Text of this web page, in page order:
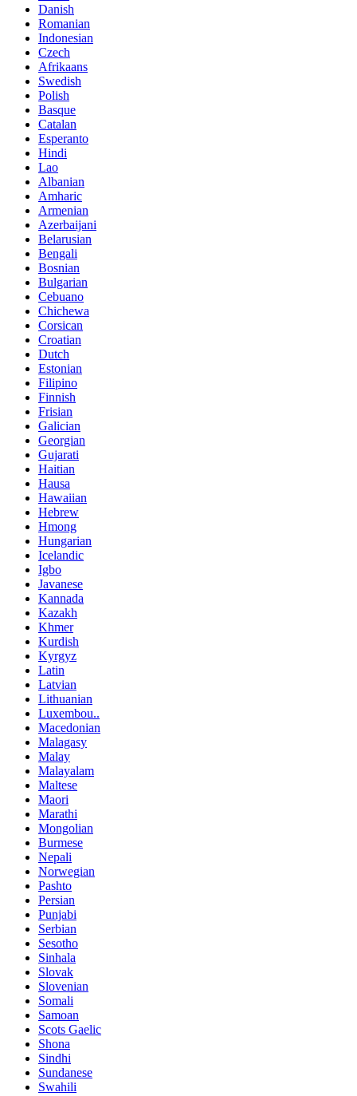
Danish
Romanian
Indonesian
Czech
Afrikaans
Swedish
Polish
Basque
Catalan
Esperanto
Hindi
Lao
Albanian
Amharic
Armenian
Azerbaijani
Belarusian
Bengali
Bosnian
Bulgarian
Cebuano
Chichewa
Corsican
Croatian
Dutch
Estonian
Filipino
Finnish
Frisian
Galician
Georgian
Gujarati
Haitian
Hausa
Hawaiian
Hebrew
Hmong
Hungarian
Icelandic
Igbo
Javanese
Kannada
Kazakh
Khmer
Kurdish
Kyrgyz
Latin
Latvian
Lithuanian
Luxembou..
Macedonian
Malagasy
Malay
Malayalam
Maltese
Maori
Marathi
Mongolian
Burmese
Nepali
Norwegian
Pashto
Persian
Punjabi
Serbian
Sesotho
Sinhala
Slovak
Slovenian
Somali
Samoan
Scots Gaelic
Shona
Sindhi
Sundanese
Swahili